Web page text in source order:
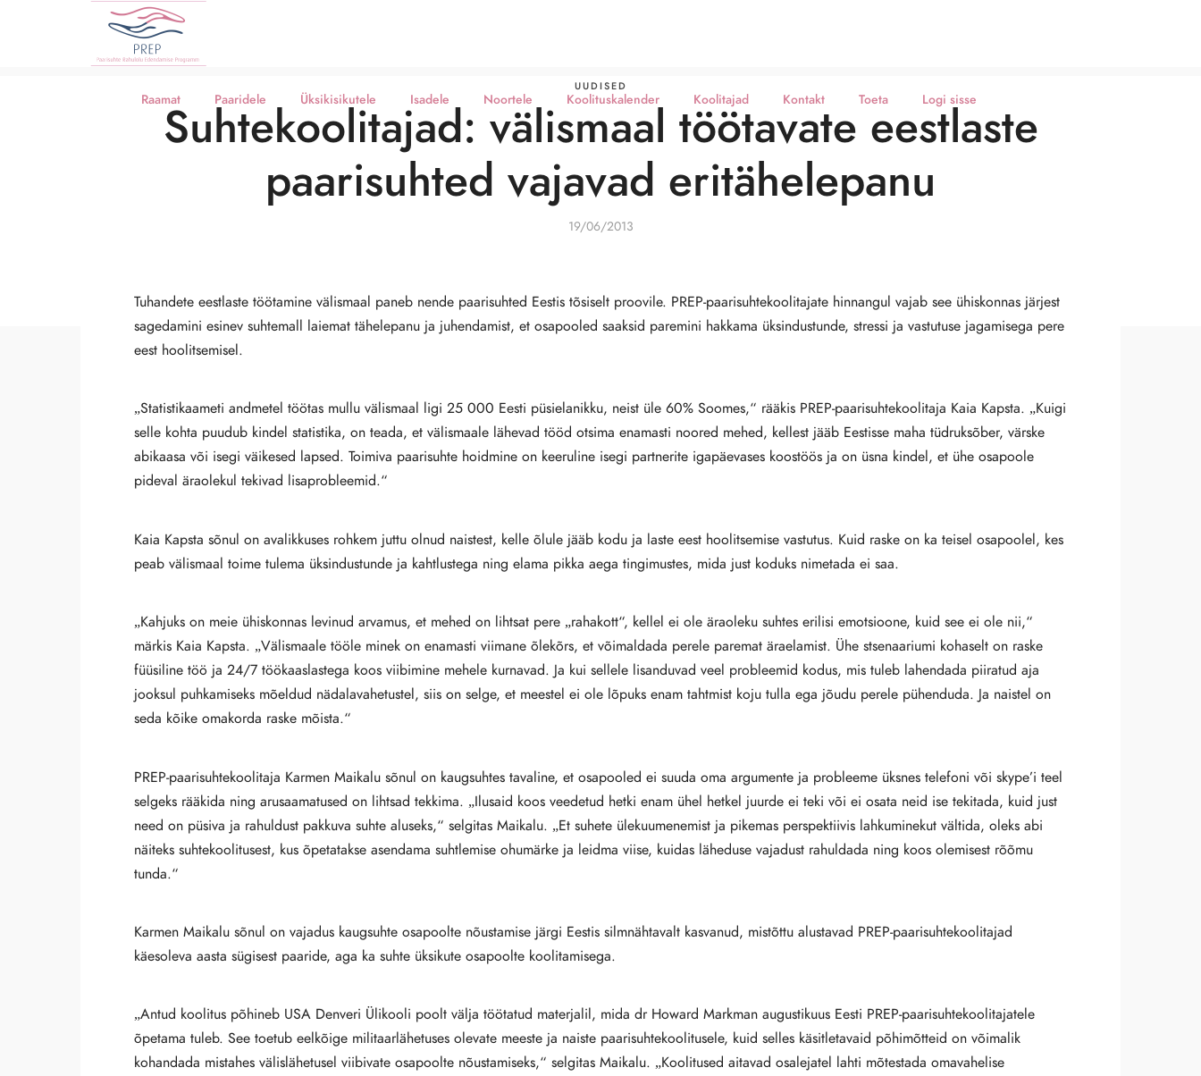
Raamat Paaridele Üksikisikutele Isadele Noortele Koolituskalender Koolitajad Kontakt Toeta Logi sisse
UUDISED
Suhtekoolitajad: välismaal töötavate eestlaste
paarisuhted vajavad eritähelepanu
19/06/2013
Tuhandete eestlaste töötamine välismaal paneb nende paarisuhted Eestis tõsiselt proovile. PREP-paarisuhtekoolitajate hinnangul vajab see ühiskonnas järjest
sagedamini esinev suhtemall laiemat tähelepanu ja juhendamist, et osapooled saaksid paremini hakkama üksindustunde, stressi ja vastutuse jagamisega pere
eest hoolitsemisel.
„Statistikaameti andmetel töötas mullu välismaal ligi 25 000 Eesti püsielanikku, neist üle 60% Soomes,“ rääkis PREP-paarisuhtekoolitaja Kaia Kapsta. „Kuigi
selle kohta puudub kindel statistika, on teada, et välismaale lähevad tööd otsima enamasti noored mehed, kellest jääb Eestisse maha tüdruksõber, värske
abikaasa või isegi väikesed lapsed. Toimiva paarisuhte hoidmine on keeruline isegi partnerite igapäevases koostöös ja on üsna kindel, et ühe osapoole
pideval äraolekul tekivad lisaprobleemid.“
Kaia Kapsta sõnul on avalikkuses rohkem juttu olnud naistest, kelle õlule jääb kodu ja laste eest hoolitsemise vastutus. Kuid raske on ka teisel osapoolel, kes
peab välismaal toime tulema üksindustunde ja kahtlustega ning elama pikka aega tingimustes, mida just koduks nimetada ei saa.
„Kahjuks on meie ühiskonnas levinud arvamus, et mehed on lihtsat pere „rahakott“, kellel ei ole äraoleku suhtes erilisi emotsioone, kuid see ei ole nii,“
märkis Kaia Kapsta. „Välismaale tööle minek on enamasti viimane õlekõrs, et võimaldada perele paremat äraelamist. Ühe stsenaariumi kohaselt on raske
füüsiline töö ja 24/7 töökaaslastega koos viibimine mehele kurnavad. Ja kui sellele lisanduvad veel probleemid kodus, mis tuleb lahendada piiratud aja
jooksul puhkamiseks mõeldud nädalavahetustel, siis on selge, et meestel ei ole lõpuks enam tahtmist koju tulla ega jõudu perele pühenduda. Ja naistel on
seda kõike omakorda raske mõista.“
PREP-paarisuhtekoolitaja Karmen Maikalu sõnul on kaugsuhtes tavaline, et osapooled ei suuda oma argumente ja probleeme üksnes telefoni või skype’i teel
selgeks rääkida ning arusaamatused on lihtsad tekkima. „Ilusaid koos veedetud hetki enam ühel hetkel juurde ei teki või ei osata neid ise tekitada, kuid just
need on püsiva ja rahuldust pakkuva suhte aluseks,“ selgitas Maikalu. „Et suhete ülekuumenemist ja pikemas perspektiivis lahkuminekut vältida, oleks abi
näiteks suhtekoolitusest, kus õpetatakse asendama suhtlemise ohumärke ja leidma viise, kuidas läheduse vajadust rahuldada ning koos olemisest rõõmu
tunda.“
Karmen Maikalu sõnul on vajadus kaugsuhte osapoolte nõustamise järgi Eestis silmnähtavalt kasvanud, mistõttu alustavad PREP-paarisuhtekoolitajad
käesoleva aasta sügisest paaride, aga ka suhte üksikute osapoolte koolitamisega.
„Antud koolitus põhineb USA Denveri Ülikooli poolt välja töötatud materjalil, mida dr Howard Markman augustikuus Eesti PREP-paarisuhtekoolitajatele
õpetama tuleb. See toetub eelkõige militaarlähetuses olevate meeste ja naiste paarisuhtekoolitusele, kuid selles käsitletavaid põhimõtteid on võimalik
kohandada mistahes välislähetusel viibivate osapoolte nõustamiseks,“ selgitas Maikalu. „Koolitused aitavad osalejatel lahti mõtestada omavahelise